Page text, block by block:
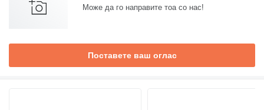
Може да го направите тоа со нас!
Поставете ваш оглас